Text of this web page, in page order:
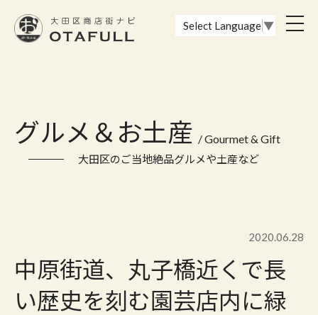
Select Language ▼
グルメ＆お土産 / Gourmet & Gift
大田区のご当地絶品グルメや土産など
2020.06.28
中原街道、丸子橋近くで長
い歴史を刻む園芸店内に緑